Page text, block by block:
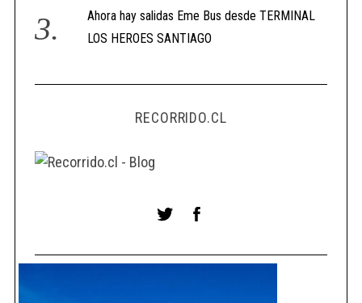
Ahora hay salidas Eme Bus desde TERMINAL
LOS HEROES SANTIAGO
RECORRIDO.CL